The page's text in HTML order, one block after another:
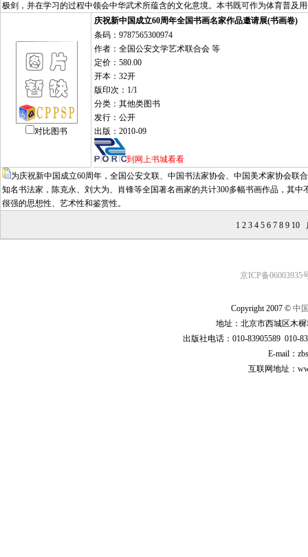
极剑，并在学习的过程中领会中华武术所蕴含的文化意境。本书既可作为体育普及
对比图书
庆祝新中国成立60周年全国书画名家作品邀请展(书画卷)
条码：9787565300974
作者：全国公安文学艺术联合会 等
定价：580.00
开本：32开
版印次：1/1
分类：其他类图书
发行：公开
出版：2010-09
到网上书城看看
为庆祝新中国成立60周年，全国公安文联、中国书法家协会、中国美术家协会
知名书法家，陈克永、刘大为、肖锋等全国著名画家的共计300多幅书画作品，其
很强的思想性、艺术性和鉴赏性。
1 2 3 4 5 6 7 8 9 10
京ICP备06003935
Copyright 2007 © 中
地址：北京市西城区木
出版社电话：010-83905589 010-
E-mail：
互联网地址：